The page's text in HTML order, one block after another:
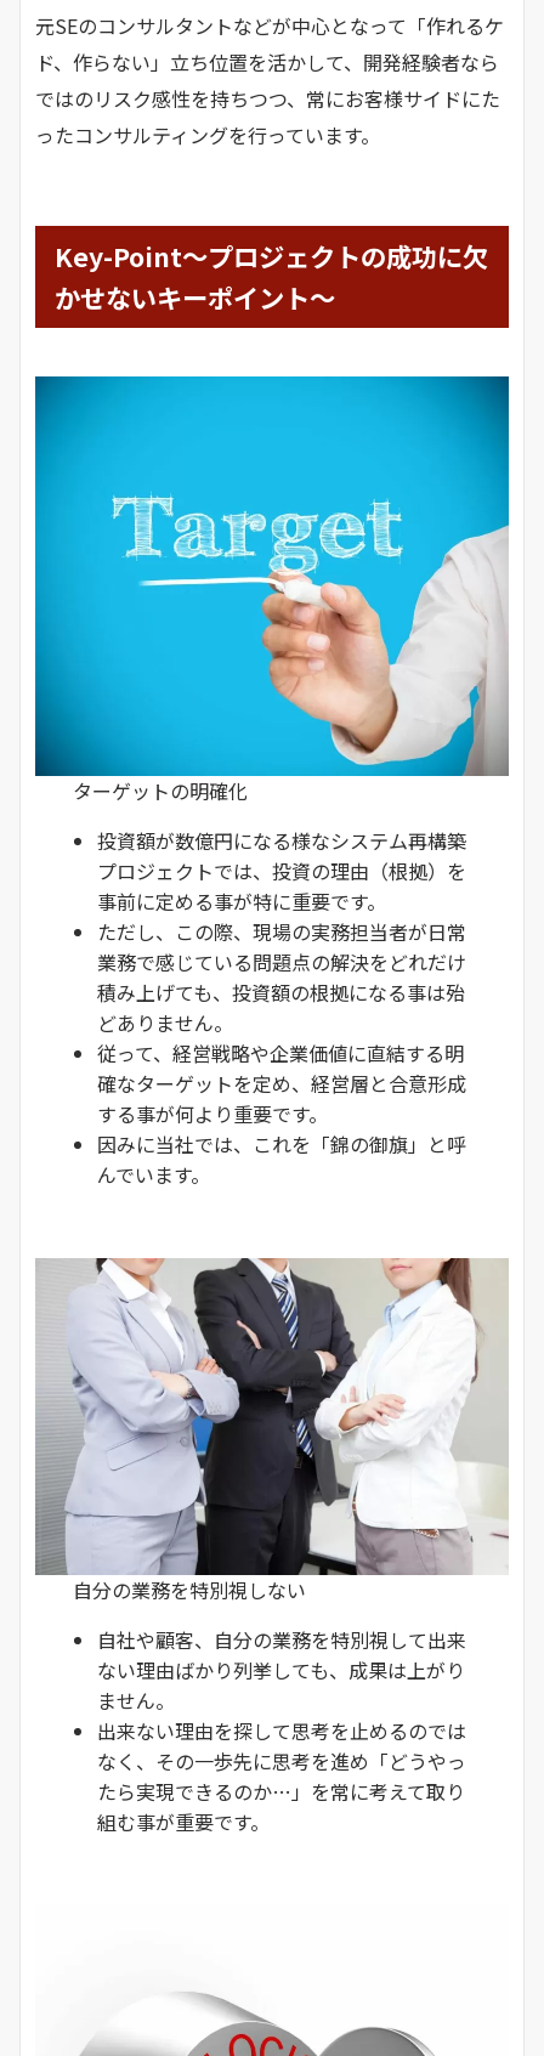
元SEのコンサルタントなどが中心となって「作れるケ
ド、作らない」立ち位置を活かして、開発経験者なら
ではのリスク感性を持ちつつ、常にお客様サイドにた
ったコンサルティングを行っています。
Key-Point～プロジェクトの成功に欠
かせないキーポイント～
ターゲットの明確化
投資額が数億円になる様なシステム再構築
プロジェクトでは、投資の理由（根拠）を
事前に定める事が特に重要です。
ただし、この際、現場の実務担当者が日常
業務で感じている問題点の解決をどれだけ
積み上げても、投資額の根拠になる事は殆
どありません。
従って、経営戦略や企業価値に直結する明
確なターゲットを定め、経営層と合意形成
する事が何より重要です。
因みに当社では、これを「錦の御旗」と呼
んでいます。
自分の業務を特別視しない
自社や顧客、自分の業務を特別視して出来
ない理由ばかり列挙しても、成果は上がり
ません。
出来ない理由を探して思考を止めるのでは
なく、その一歩先に思考を進め「どうやっ
たら実現できるのか…」を常に考えて取り
組む事が重要です。